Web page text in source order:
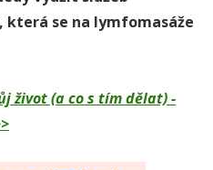
která se na lymfomasáže
život (a co s tím dělat) -